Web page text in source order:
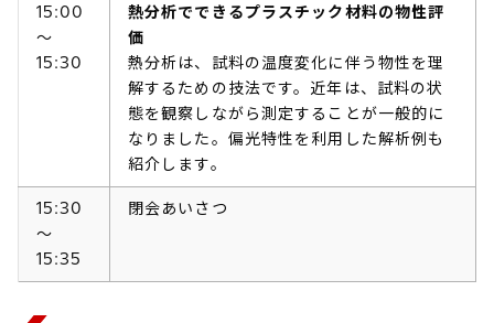
15:00
～
15:30
熱分析でできるプラスチック材料の物性評
価
熱分析は、試料の温度変化に伴う物性を理
解するための技法です。近年は、試料の状
態を観察しながら測定することが一般的に
なりました。偏光特性を利用した解析例も
紹介します。
15:30
～
15:35
閉会あいさつ